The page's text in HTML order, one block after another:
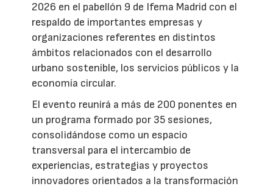
2026 en el pabellón 9 de Ifema Madrid con el
respaldo de importantes empresas y
organizaciones referentes en distintos
ámbitos relacionados con el desarrollo
urbano sostenible, los servicios públicos y la
economía circular.
El evento reunirá a más de 200 ponentes en
un programa formado por 35 sesiones,
consolidándose como un espacio
transversal para el intercambio de
experiencias, estrategias y proyectos
innovadores orientados a la transformación